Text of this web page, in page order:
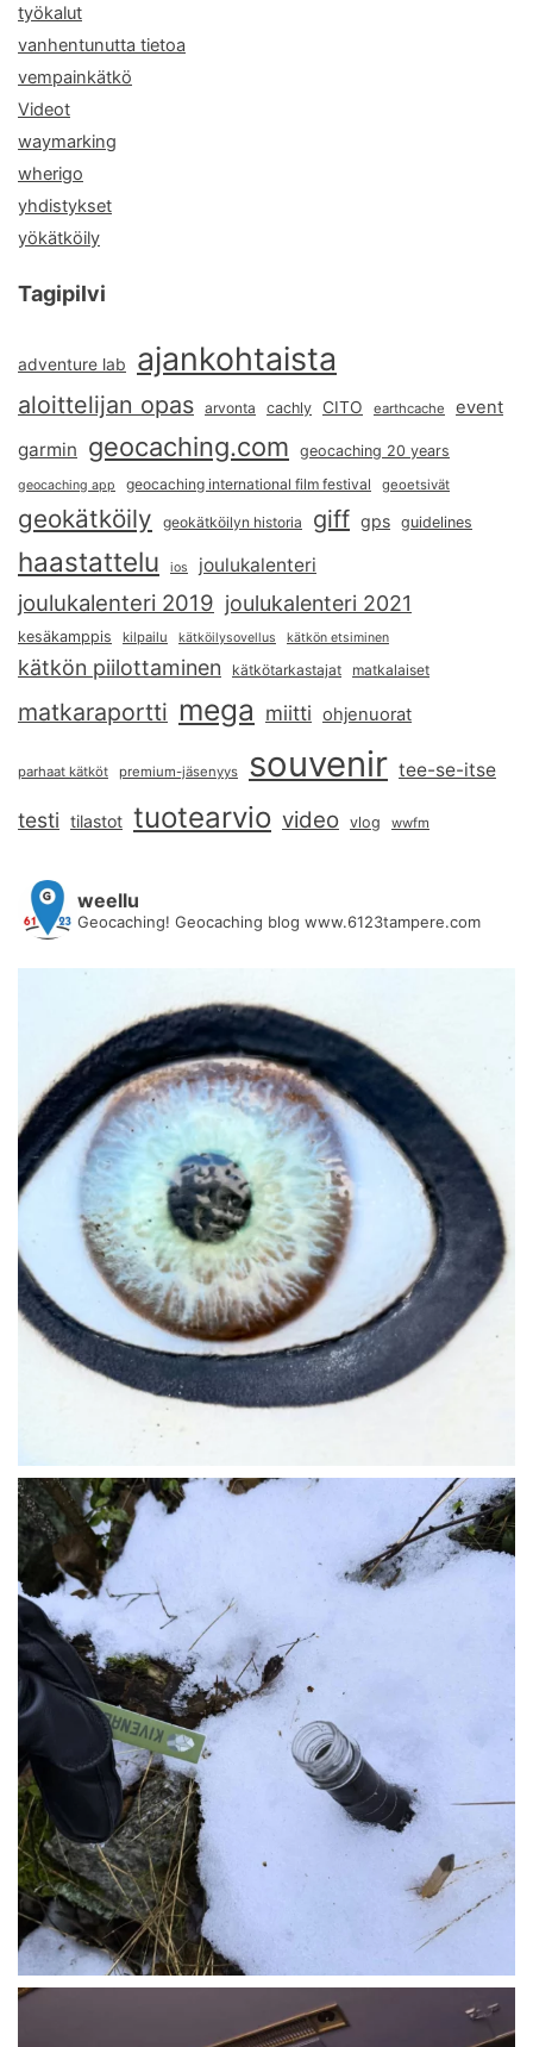
työkalut
vanhentunutta tietoa
vempainkätkö
Videot
waymarking
wherigo
yhdistykset
yökätköily
Tagipilvi
adventure lab ajankohtaista
aloittelijan opas arvonta cachly CITO earthcache event
garmin geocaching.com geocaching 20 years
geocaching app geocaching international film festival geoetsivät
geokätköily geokätköilyn historia giff gps guidelines
haastattelu ios joulukalenteri
joulukalenteri 2019 joulukalenteri 2021
kesäkamppis kilpailu kätköilysovellus kätkön etsiminen
kätkön piilottaminen kätkötarkastajat matkalaiset
matkaraportti mega miitti ohjenuorat
parhaat kätköt premium-jäsenyys souvenir tee-se-itse
testi tilastot tuotearvio video vlog wwfm
weellu
Geocaching! Geocaching blog www.6123tampere.com